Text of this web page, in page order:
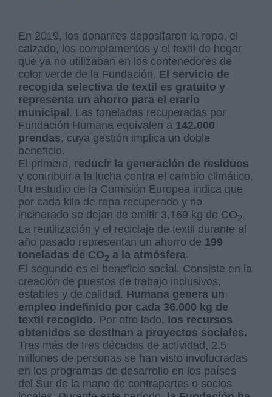
En 2019, los donantes depositaron la ropa, el
calzado, los complementos y el textil de hogar
que ya no utilizaban en los contenedores de
color verde de la Fundación. El servicio de
recogida selectiva de textil es gratuito y
representa un ahorro para el erario
municipal . Las toneladas recuperadas por
Fundación Humana equivalen a 142.000
prendas, cuya gestión implica un doble
beneficio.
El primero, reducir la generación de residuos
y contribuir a la lucha contra el cambio climático.
Un estudio de la Comisión Europea indica que
por cada kilo de ropa recuperado y no
incinerado se dejan de emitir 3,169 kg de CO2.
La reutilización y el reciclaje de textil durante al
año pasado representan un ahorro de 199
toneladas de CO2 a la atmósfera.
El segundo es el beneficio social. Consiste en la
creación de puestos de trabajo inclusivos,
estables y de calidad. Humana genera un
empleo indefinido por cada 36.000 kg de
textil recogido. Por otro lado,
los recursos
obtenidos se destinan a proyectos sociales.
Tras más de tres décadas de actividad, 2,5
millones de personas se han visto involucradas
en los programas de desarrollo en los países
del Sur de la mano de contrapartes o socios